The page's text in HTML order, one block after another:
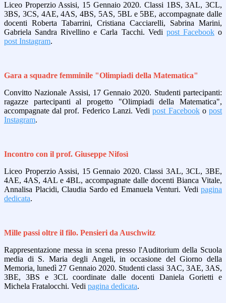
Liceo Properzio Assisi, 15 Gennaio 2020. Classi 1BS, 3AL, 3CL,
3BS, 3CS, 4AE, 4AS, 4BS, 5AS, 5BL e 5BE, accompagnate dalle
docenti Roberta Tabarrini, Cristiana Cacciarelli, Sabrina Marini,
Gabriela Sandra Rivellino e Carla Tacchi. Vedi post Facebooko
post Instagram.
Gara a squadre femminile "Olimpiadi della Matematica"
Convitto Nazionale Assisi, 17 Gennaio 2020. Studenti partecipanti:
ragazze partecipanti al progetto "Olimpiadi della Matematica",
accompagnate dal prof. Federico Lanzi. Vedipost Facebookopost
Instagram.
Incontro con il prof. Giuseppe Nifosì
Liceo Properzio Assisi, 15 Gennaio 2020. Classi 3AL, 3CL, 3BE,
4AE, 4AS, 4AL e 4BL, accompagnate dalle docenti Bianca Vitale,
Annalisa Placidi, Claudia Sardo ed Emanuela Venturi. Vedi pagina
dedicata.
Mille passi oltre il filo. Pensieri da Auschwitz
Rappresentazione messa in scena presso l'Auditorium della Scuola
media di S. Maria degli Angeli, in occasione del Giorno della
Memoria, lunedì 27 Gennaio 2020. Studenti classi 3AC, 3AE, 3AS,
3BE, 3BS e 3CL coordinate dalle docenti Daniela Gorietti e
Michela Fratalocchi. Vedi pagina dedicata.